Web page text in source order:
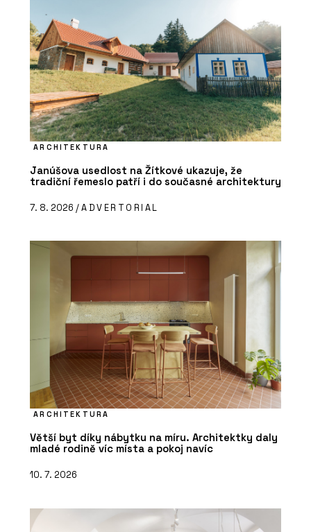
PRODUKTY
Luxusní vinylové dílce Allura - Forbo
Flooring Systems
ARCHITEKTURA
Janúšova usedlost na Žítkové ukazuje, že
tradiční řemeslo patří i do současné architektury
7. 8. 2026 /ADVERTORIAL
ARCHITEKTURA
Větší byt díky nábytku na míru. Architektky daly
mladé rodině víc místa a pokoj navíc
10. 7. 2026